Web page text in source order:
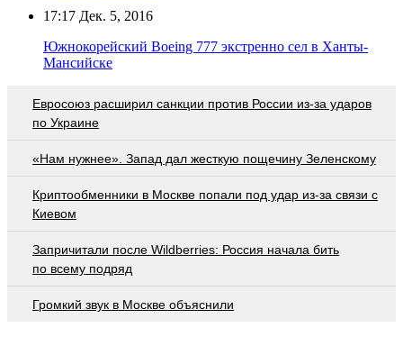
17:17 Дек. 5, 2016
Южнокорейский Boeing 777 экстренно сел в Ханты-
Мансийске
Евросоюз расширил санкции против России из-за ударов
по Украине
«Нам нужнее». Запад дал жесткую пощечину Зеленскому
Криптообменники в Москве попали под удар из-за связи с
Киевом
Запричитали после Wildberries: Россия начала бить
по всему подряд
Громкий звук в Москве объяснили